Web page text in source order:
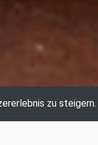
zu steigern.